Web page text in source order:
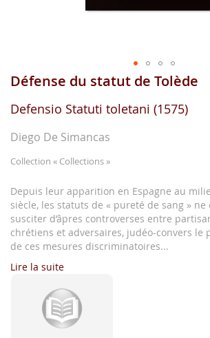
Aller
début
la
gallerie
d'image
Défense du statut de Tolède
Defensio Statuti toletani (1575)
Diego De Simancas
Collection « Collections »
Depuis leur apparition en Espagne au
siècle, les statuts de « pureté de sang » ne
susciter d’âpres controverses entre
chrétiens et adversaires, judéo-convers le
de ces mesures discriminatoires...
Lire la suite